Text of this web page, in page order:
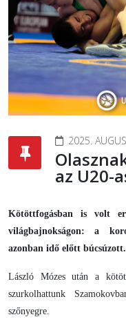
2025.
az U20-
Kötöttfogásban is volt
világbajnokságon: a
azonban idő előtt búcsúzott.
László Mózes után a
szurkolhattunk
szőnyegre.